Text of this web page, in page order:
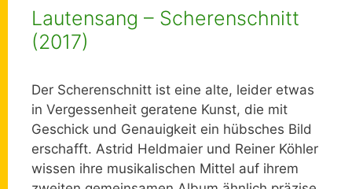
Lautensang – Scherenschnitt
(2017)
Der Scherenschnitt ist eine alte, leider etwas
in Vergessenheit geratene Kunst, die mit
Geschick und Genauigkeit ein hübsches Bild
erschafft. Astrid Heldmaier und Reiner Köhler
wissen ihre musikalischen Mittel auf ihrem